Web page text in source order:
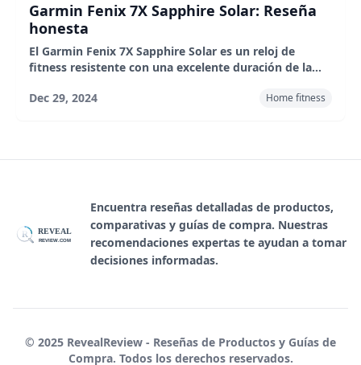
Garmin Fenix 7X Sapphire Solar: Reseña
honesta
El Garmin Fenix 7X Sapphire Solar es un reloj de
fitness resistente con una excelente duración de la
perfectos para atletas y entusiastas del aire libre, pero
Dec 29, 2024 Home fitness
R REVEAL
REVIEW.COM
Encuentra reseñas detalladas de productos,
comparativas y guías de compra. Nuestras
recomendaciones expertas te ayudan a tomar
decisiones informadas.
© 2025 RevealReview - Reseñas de Productos y Guías de
Compra. Todos los derechos reservados.